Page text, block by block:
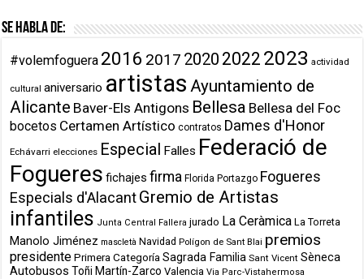
Se habla de:
#volemfoguera 2016 2017 2020 2022 2023 actividad
cultural aniversario artistas Ayuntamiento de
Alicante Baver-Els Antigons Bellesa Bellesa del Foc
bocetos Certamen Artístico contratos Dames d'Honor
Echávarri elecciones Especial Falles Federació de
Fogueres fichajes firma Florida Portazgo Fogueres
Especials d'AlacantGremio de Artistas
infantiles Junta Central Fallera jurado La Ceràmica La Torreta
Manolo Jiménez mascletà Navidad Polígon de Sant Blai premios
presidente Primera Categoría Sagrada Familia Sant Vicent Sèneca
Autobusos Toñi Martín-Zarco Valencia Via Parc-Vistahermosa